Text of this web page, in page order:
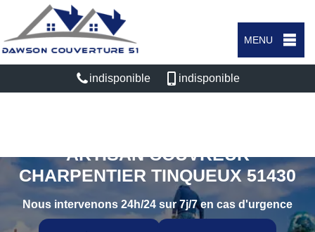
MENU
indisponible indisponible
ARTISAN COUVREUR
CHARPENTIER TINQUEUX 51430
Nous intervenons 24h/24 sur 7j/7 en cas d'urgence